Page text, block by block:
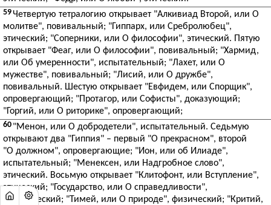
59Четвертую тетралогию открывает "Алкивиад Второй, или О
молитве", повивальный; "Гиппарх, или Сребролюбец",
этический; "Соперники, или О философии", этический. Пятую
открывает "Феаг, или О философии", повивальный; "Хармид,
или Об умеренности", испытательный; "Лахет, или О
мужестве", повивальный; "Лисий, или О дружбе",
повивальный. Шестую открывает "Евфидем, или Спорщик",
опровергающий; "Протагор, или Софисты", доказующий;
"Горгий, или О риторике", опровергающий;
60 "Менон, или О добродетели", испытательный. Седьмую
открывают два "Гиппия" – первый "О прекрасном", второй
"О должном", опровергающие; "Ион, или об Илиаде",
испытательный; "Менексен, или Надгробное слово",
этический. Восьмую открывает "Клитофонт, или Вступление",
этический; "Государство, или О справедливости",
политический; "Тимей, или О природе", физический; "Критий,